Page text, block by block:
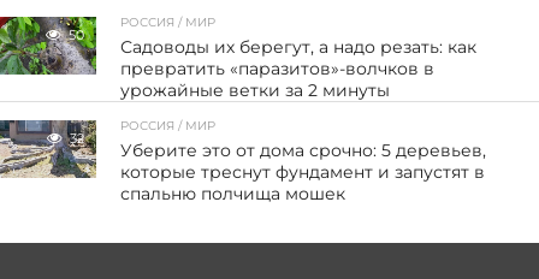
50
РОССИЯ / МИР
Садоводы их берегут, а надо резать: как
превратить «паразитов»-волчков в
урожайные ветки за 2 минуты
32
РОССИЯ / МИР
Уберите это от дома срочно: 5 деревьев,
которые треснут фундамент и запустят в
спальню полчища мошек